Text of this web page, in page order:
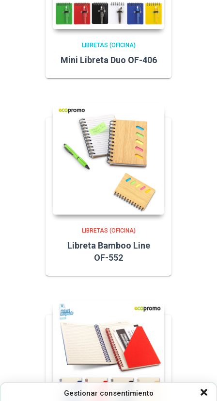
Gestionar consentimiento
LIBRETAS (OFICINA)
Mini Libreta Duo OF-406
LIBRETAS (OFICINA)
Libreta Bamboo Line
OF-552